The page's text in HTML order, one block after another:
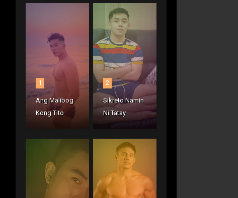
1
Ang Malibog
Kong Tito
2
Sikreto Namin
Ni Tatay